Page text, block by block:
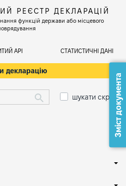
РЕЄСТР ДЕКЛАРАЦІЙ
функцій держави або місцевого
АРІ СТАТИСТИЧНІ ДАНІ
декларацію
шукати скрізьЗміст документа